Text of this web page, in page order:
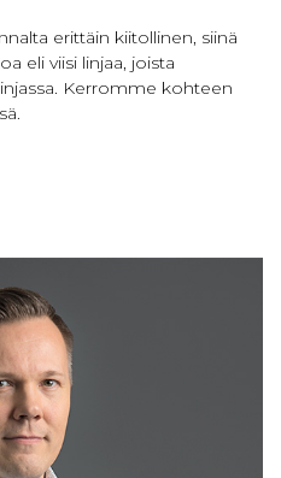
erittäin kiitollinen, siinä
eli viisi linjaa, joista
Kerromme kohteen